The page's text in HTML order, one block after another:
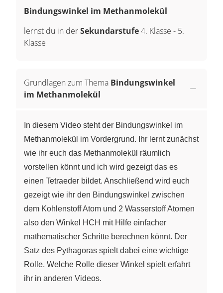
Bindungswinkel im Methanmolekül
lernst du in derSekundarstufe4. Klasse - 5.
Klasse
Grundlagen zum Thema Bindungswinkel
im Methanmolekül
In diesem Video steht der Bindungswinkel im
Methanmolekül im Vordergrund. Ihr lernt zunächst
wie ihr euch das Methanmolekül räumlich
vorstellen könnt und ich wird gezeigt das es
einen Tetraeder bildet. Anschließend wird euch
gezeigt wie ihr den Bindungswinkel zwischen
dem Kohlenstoff Atom und 2 Wasserstoff Atomen
also den Winkel HCH mit Hilfe einfacher
mathematischer Schritte berechnen könnt. Der
Satz des Pythagoras spielt dabei eine wichtige
Rolle. Welche Rolle dieser Winkel spielt erfahrt
ihr in anderen Videos.